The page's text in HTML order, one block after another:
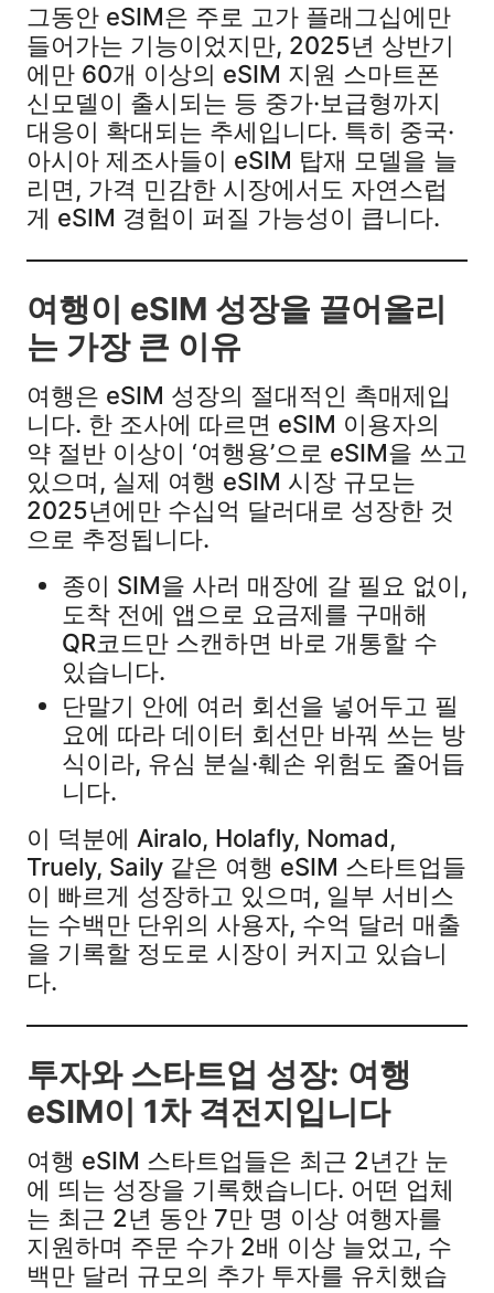
그동안 eSIM은 주로 고가 플래그십에만
들어가는 기능이었지만, 2025년 상반기
에만 60개 이상의 eSIM 지원 스마트폰
신모델이 출시되는 등 중가·보급형까지
대응이 확대되는 추세입니다. 특히 중국·
아시아 제조사들이 eSIM 탑재 모델을 늘
리면, 가격 민감한 시장에서도 자연스럽
게 eSIM 경험이 퍼질 가능성이 큽니다.​
여행이 eSIM 성장을 끌어올리
는 가장 큰 이유
여행은 eSIM 성장의 절대적인 촉매제입
니다. 한 조사에 따르면 eSIM 이용자의
약 절반 이상이 ‘여행용’으로 eSIM을 쓰고
있으며, 실제 여행 eSIM 시장 규모는
2025년에만 수십억 달러대로 성장한 것
으로 추정됩니다.​
종이 SIM을 사러 매장에 갈 필요 없이,
도착 전에 앱으로 요금제를 구매해
QR코드만 스캔하면 바로 개통할 수
있습니다.​
단말기 안에 여러 회선을 넣어두고 필
요에 따라 데이터 회선만 바꿔 쓰는 방
식이라, 유심 분실·훼손 위험도 줄어듭
니다.​
이 덕분에 Airalo, Holafly, Nomad,
Truely, Saily 같은 여행 eSIM 스타트업들
이 빠르게 성장하고 있으며, 일부 서비스
는 수백만 단위의 사용자, 수억 달러 매출
을 기록할 정도로 시장이 커지고 있습니
다.​
투자와 스타트업 성장: 여행
eSIM이 1차 격전지입니다
여행 eSIM 스타트업들은 최근 2년간 눈
에 띄는 성장을 기록했습니다. 어떤 업체
는 최근 2년 동안 7만 명 이상 여행자를
지원하며 주문 수가 2배 이상 늘었고, 수
백만 달러 규모의 추가 투자를 유치했습